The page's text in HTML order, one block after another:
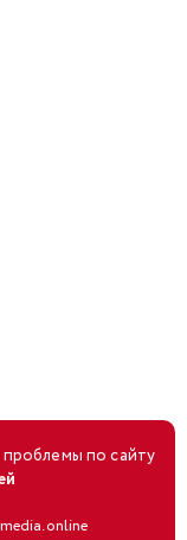
по сайту